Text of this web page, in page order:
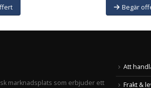
Begär
marknadsplats som erbjuder ett
Att
Frakt &